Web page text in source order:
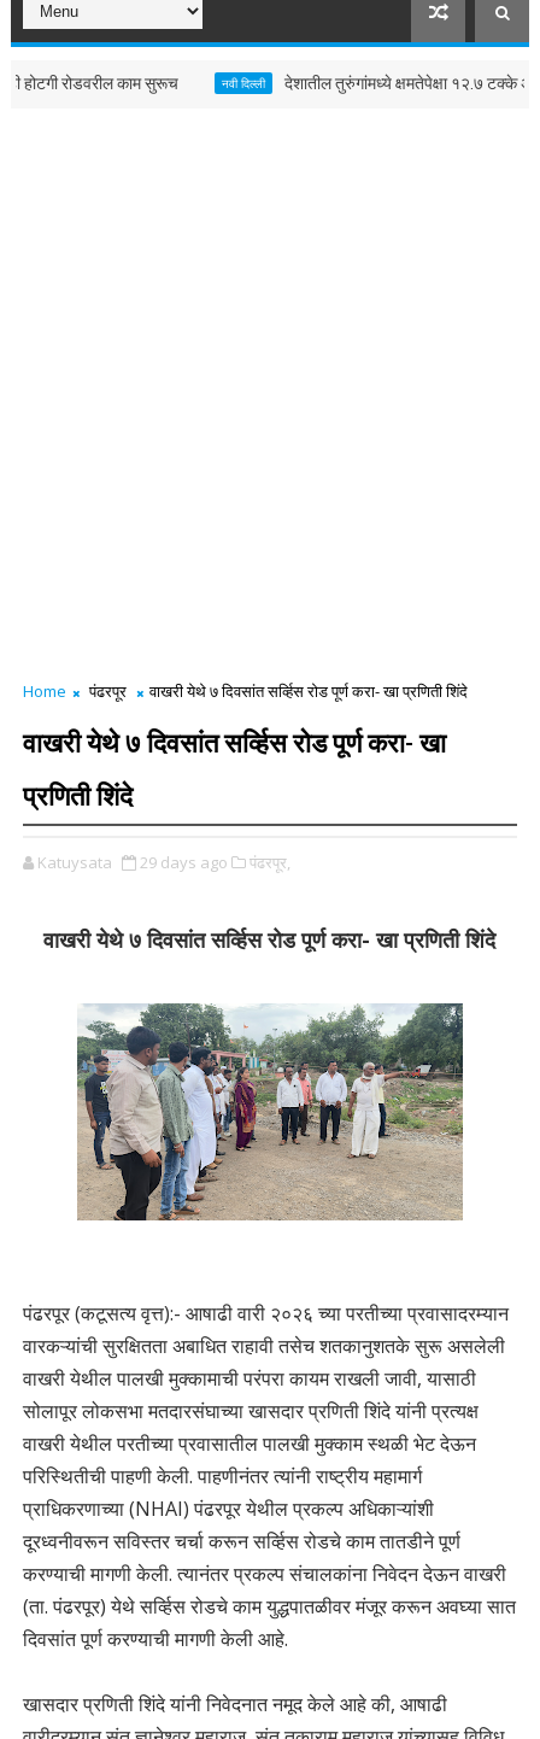
रोडवरील काम सुरूच नवी दिल्ली देशातील तुरुंगांमध्ये क्षमतेपेक्षा १२.७ टक्के अधिक
Home पंढरपूर वाखरी येथे ७ दिवसांत सर्व्हिस रोड पूर्ण करा- खा प्रणिती शिंदे
वाखरी येथे ७ दिवसांत सर्व्हिस रोड पूर्ण करा- खा
प्रणिती शिंदे
Katuysata 29 days ago पंढरपूर,
वाखरी येथे ७ दिवसांत सर्व्हिस रोड पूर्ण करा- खा प्रणिती शिंदे
पंढरपूर (कटूसत्य वृत्त):- आषाढी वारी २०२६ च्या परतीच्या प्रवासादरम्यान
वारकऱ्यांची सुरक्षितता अबाधित राहावी तसेच शतकानुशतके सुरू असलेली
वाखरी येथील पालखी मुक्कामाची परंपरा कायम राखली जावी, यासाठी
सोलापूर लोकसभा मतदारसंघाच्या खासदार प्रणिती शिंदे यांनी प्रत्यक्ष
वाखरी येथील परतीच्या प्रवासातील पालखी मुक्काम स्थळी भेट देऊन
परिस्थितीची पाहणी केली. पाहणीनंतर त्यांनी राष्ट्रीय महामार्ग
प्राधिकरणाच्या (NHAI) पंढरपूर येथील प्रकल्प अधिकाऱ्यांशी
दूरध्वनीवरून सविस्तर चर्चा करून सर्व्हिस रोडचे काम तातडीने पूर्ण
करण्याची मागणी केली. त्यानंतर प्रकल्प संचालकांना निवेदन देऊन वाखरी
(ता. पंढरपूर) येथे सर्व्हिस रोडचे काम युद्धपातळीवर मंजूर करून अवघ्या सात
दिवसांत पूर्ण करण्याची मागणी केली आहे.
खासदार प्रणिती शिंदे यांनी निवेदनात नमूद केले आहे की, आषाढी